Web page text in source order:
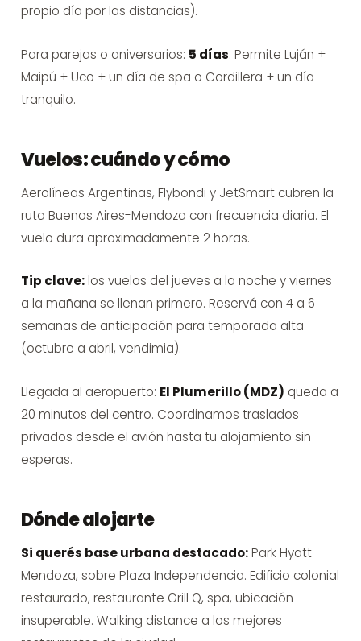
propio día por las distancias).
Para parejas o aniversarios: 5 días. Permite Luján +
Maipú + Uco + un día de spa o Cordillera + un día
tranquilo.
Vuelos: cuándo y cómo
Aerolíneas Argentinas, Flybondi y JetSmart cubren la
ruta Buenos Aires-Mendoza con frecuencia diaria. El
vuelo dura aproximadamente 2 horas.
Tip clave:los vuelos del jueves a la noche y viernes
a la mañana se llenan primero. Reservá con 4 a 6
semanas de anticipación para temporada alta
(octubre a abril, vendimia).
Llegada al aeropuerto: El Plumerillo (MDZ) queda a
20 minutos del centro. Coordinamos traslados
privados desde el avión hasta tu alojamiento sin
esperas.
Dónde alojarte
Si querés base urbana destacado:Park Hyatt
Mendoza, sobre Plaza Independencia. Edificio colonial
restaurado, restaurante Grill Q, spa, ubicación
insuperable. Walking distance a los mejores